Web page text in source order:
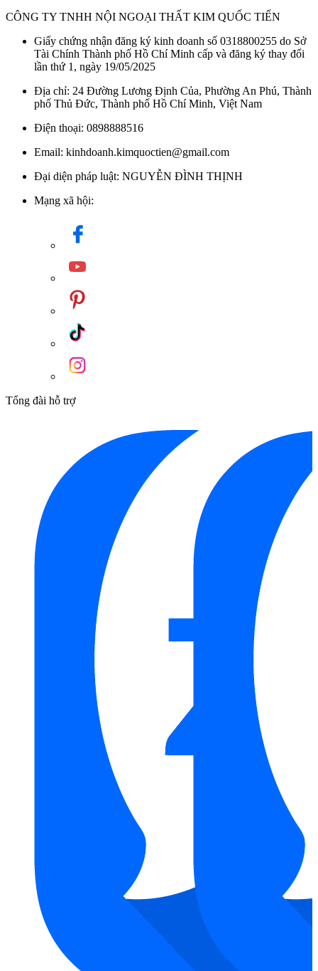
CÔNG TY TNHH NỘI NGOẠI THẤT KIM QUỐC TIẾN
Giấy chứng nhận đăng ký kinh doanh số 0318800255 do Sở
Tài Chính Thành phố Hồ Chí Minh cấp và đăng ký thay đổi
lần thứ 1, ngày 19/05/2025
Địa chỉ: 24 Đường Lương Định Của, Phường An Phú, Thành
phố Thủ Đức, Thành phố Hồ Chí Minh, Việt Nam
Điện thoại: 0898888516
Email: kinhdoanh.kimquoctien@gmail.com
Đại diện pháp luật: NGUYỄN ĐÌNH THỊNH
Mạng xã hội:
Tổng đài hỗ trợ